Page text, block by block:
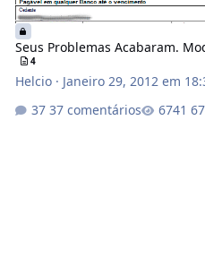
Seus Problemas Acabaram.
4
Helcio· Janeiro 29, 2012 em
37 comentários